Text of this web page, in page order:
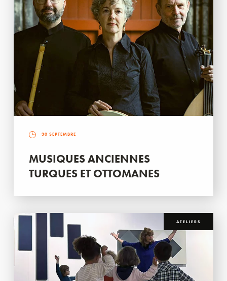
30 SEPTEMBRE
MUSIQUES ANCIENNES
TURQUES ET OTTOMANES
ATELIERS